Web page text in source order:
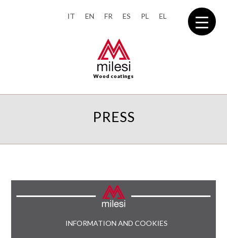
IT EN FR ES PL EL
Wood coatings
PRESS
INFORMATION AND COOKIES